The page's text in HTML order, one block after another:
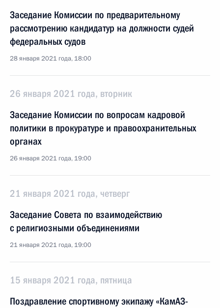
Заседание Комиссии по предварительному
рассмотрению кандидатур на должности судей
федеральных судов
28 января 2021 года, 18:00
26 января 2021 года, вторник
Заседание Комиссии по вопросам кадровой
политики в прокуратуре и правоохранительных
органах
26 января 2021 года, 19:00
21 января 2021 года, четверг
Заседание Совета по взаимодействию
с религиозными объединениями
21 января 2021 года, 19:00
15 января 2021 года, пятница
Поздравление спортивному экипажу «КамАЗ-